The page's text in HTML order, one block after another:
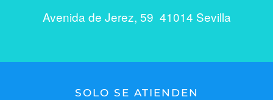
Avenida de Jerez, 59 41014 Sevilla
SOLO SE ATIENDEN